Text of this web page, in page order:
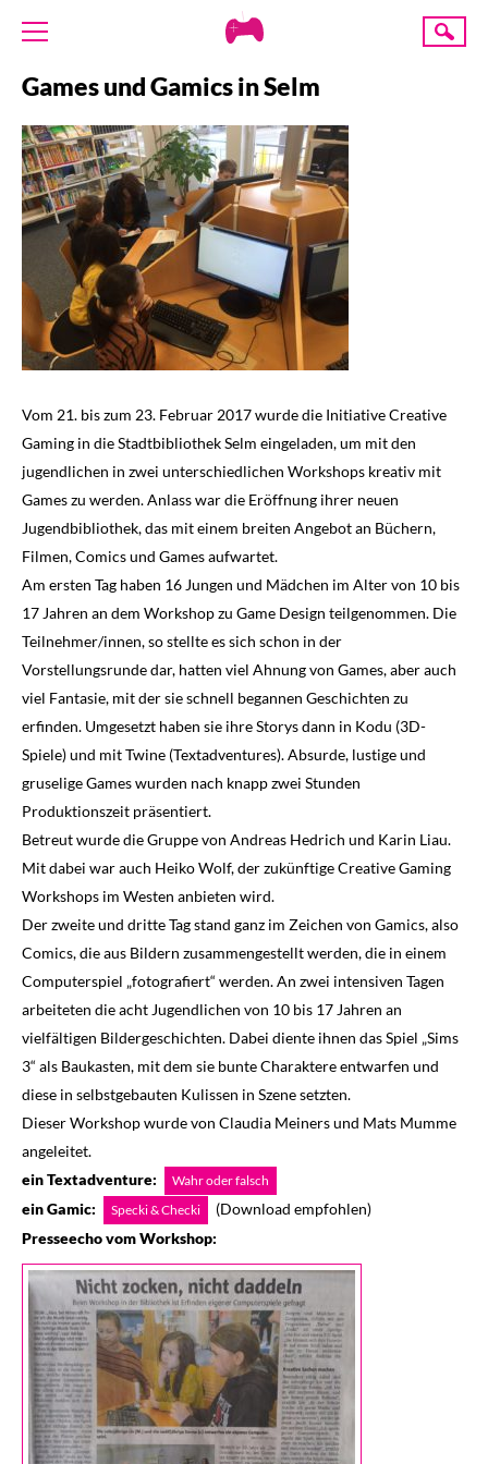
Creative
ÜBER UNS
AKTUELLES
TERMINE
ANGEBOTE
PROJEKTE
SPENDE
Suche
Games und Gamics in Selm
Vom 21. bis zum 23. Februar 2017 wurde die Initiative Creative
Gaming in die Stadtbibliothek Selm eingeladen, um mit den
jugendlichen in zwei unterschiedlichen Workshops kreativ mit
Games zu werden. Anlass war die Eröffnung ihrer neuen
Jugendbibliothek, das mit einem breiten Angebot an Büchern,
Filmen, Comics und Games aufwartet.
Am ersten Tag haben 16 Jungen und Mädchen im Alter von 10 bis
17 Jahren an dem Workshop zu Game Design teilgenommen. Die
Teilnehmer/innen, so stellte es sich schon in der
Vorstellungsrunde dar, hatten viel Ahnung von Games, aber auch
viel Fantasie, mit der sie schnell begannen Geschichten zu
erfinden. Umgesetzt haben sie ihre Storys dann in Kodu (3D-
Spiele) und mit Twine (Textadventures). Absurde, lustige und
gruselige Games wurden nach knapp zwei Stunden
Produktionszeit präsentiert.
Betreut wurde die Gruppe von Andreas Hedrich und Karin Liau.
Mit dabei war auch Heiko Wolf, der zukünftige Creative Gaming
Workshops im Westen anbieten wird.
Der zweite und dritte Tag stand ganz im Zeichen von Gamics, also
Comics, die aus Bildern zusammengestellt werden, die in einem
Computerspiel „fotografiert“ werden. An zwei intensiven Tagen
arbeiteten die acht Jugendlichen von 10 bis 17 Jahren an
vielfältigen Bildergeschichten. Dabei diente ihnen das Spiel „Sims
3“ als Baukasten, mit dem sie bunte Charaktere entwarfen und
diese in selbstgebauten Kulissen in Szene setzten.
Dieser Workshop wurde von Claudia Meiners und Mats Mumme
angeleitet.
ein Textadventure:
Wahr oder falsch
ein Gamic: Specki & Checki
(Download empfohlen)
Presseecho vom Workshop: